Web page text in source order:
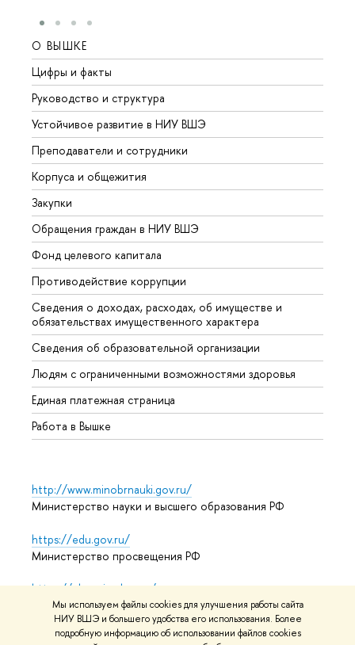
Мы используем файлы cookies для улучшения работы сайта
НИУ ВШЭ и большего удобства его использования. Более
подробную информацию об использовании файлов cookies
О ВЫШКЕ
Цифры и факты
Руководство и структура
Устойчивое развитие в НИУ ВШЭ
Преподаватели и сотрудники
Корпуса и общежития
Закупки
Обращения граждан в НИУ ВШЭ
Фонд целевого капитала
Противодействие коррупции
Сведения о доходах, расходах, об имуществе и
обязательствах имущественного характера
Сведения об образовательной организации
Людям с ограниченными возможностями здоровья
Единая платежная страница
Работа в Вышке
http://www.minobrnauki.gov.ru/
Министерство науки и высшего образования РФ
https://edu.gov.ru/
Министерство просвещения РФ
https://elearning.hse.ru/mooc
Массовые открытые онлайн-курсы